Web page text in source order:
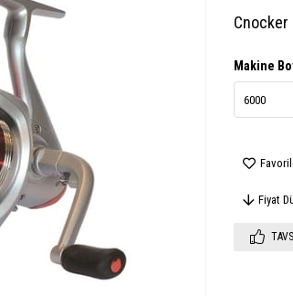
Cnocker
Makine
Fiyat